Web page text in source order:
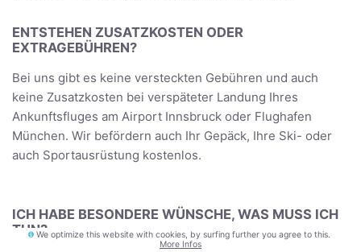
ENTSTEHEN ZUSATZKOSTEN ODER
EXTRAGEBÜHREN?
Bei uns gibt es keine versteckten Gebühren und auch
keine Zusatzkosten bei verspäteter Landung Ihres
Ankunftsfluges am Airport Innsbruck oder Flughafen
München. Wir befördern auch Ihr Gepäck, Ihre Ski- oder
auch Sportausrüstung kostenlos.
ICH HABE BESONDERE WÜNSCHE, WAS MUSS ICH
TUN?We optimize this website with cookies, by surfing further you agree to this.
More Infos